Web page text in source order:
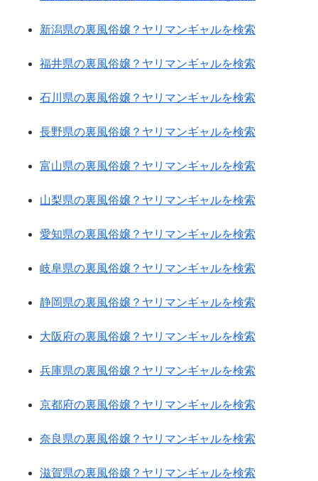
新潟県の裏風俗嬢？ヤリマンギャルを検索
福井県の裏風俗嬢？ヤリマンギャルを検索
石川県の裏風俗嬢？ヤリマンギャルを検索
長野県の裏風俗嬢？ヤリマンギャルを検索
富山県の裏風俗嬢？ヤリマンギャルを検索
山梨県の裏風俗嬢？ヤリマンギャルを検索
愛知県の裏風俗嬢？ヤリマンギャルを検索
岐阜県の裏風俗嬢？ヤリマンギャルを検索
静岡県の裏風俗嬢？ヤリマンギャルを検索
大阪府の裏風俗嬢？ヤリマンギャルを検索
兵庫県の裏風俗嬢？ヤリマンギャルを検索
京都府の裏風俗嬢？ヤリマンギャルを検索
奈良県の裏風俗嬢？ヤリマンギャルを検索
滋賀県の裏風俗嬢？ヤリマンギャルを検索